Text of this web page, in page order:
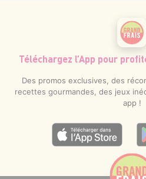
Téléchargez l’App pour
Des promos exclusives, des
recettes gourmandes, des jeux
app !